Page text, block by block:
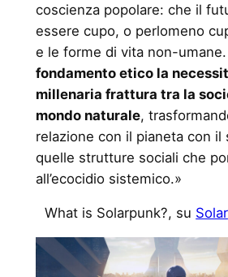
coscienza popolare: che il
essere cupo, o perlomeno
e le forme di vita non-umane.
fondamento etico la
millenaria frattura tra la
mondo naturale,
relazione con il pianeta con il
quelle strutture sociali che
all’ecocidio sistemico.»
What is Solarpunk?, su